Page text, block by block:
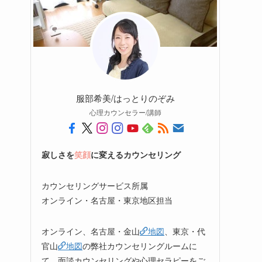
服部希美/はっとりのぞみ
心理カウンセラー/講師
寂しさを笑顔に変えるカウンセリング
カウンセリングサービス所属
オンライン・名古屋・東京地区担当
オンライン、名古屋・金山 地図、東京・代
官山
地図の弊社カウンセリングルームに